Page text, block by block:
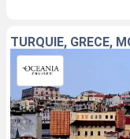
TURQUIE, GRÈCE,